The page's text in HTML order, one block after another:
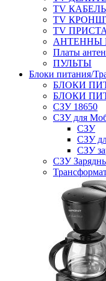
TV КАБЕЛЬ
TV
TV
АНТЕННЫ
Платы
ПУЛЬТЫ
Блоки питания/
БЛОКИ
БЛОКИ
СЗУ 18650
СЗУ для
СЗУ
СЗУ
СЗУ
СЗУ